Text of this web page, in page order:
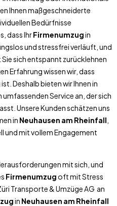
Ihnen maßgeschneiderte
Bedürfnisse
dass IhrFirmenumzugin
und stressfrei verläuft, und
sich entspannt zurücklehnen
Erfahrung wissen wir, dass
Deshalb bieten wir Ihnen in
umfassenden Service an, der sich
Unsere Kunden schätzen uns
in Neuhausen am Rheinfall
und mit vollem Engagement
mit sich, und
Firmenumzugoft mit Stress
Transporte & Umzüge AG an
in Neuhausen am Rheinfall